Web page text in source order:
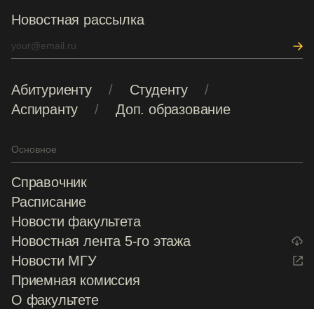
Новостная рассылка
Абитуриенту
Студенту
Аспиранту
Доп. образование
Основное
Справочник
Расписание
Новости факультета
Новостная лента 5-го этажа
Новости МГУ
Приемная комиссия
О факультете